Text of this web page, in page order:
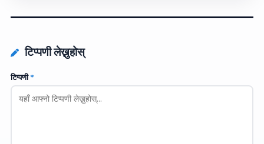
टिप्पणी लेख्नुहोस्
टिप्पणी*